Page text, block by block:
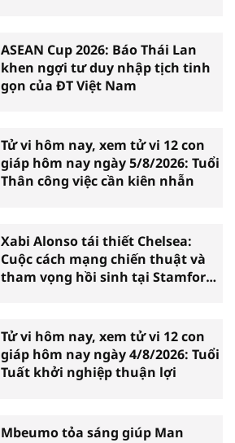
ASEAN Cup 2026: Báo Thái Lan
khen ngợi tư duy nhập tịch tinh
gọn của ĐT Việt Nam
Tử vi hôm nay, xem tử vi 12 con
giáp hôm nay ngày 5/8/2026: Tuổi
Thân công việc cần kiên nhẫn
Xabi Alonso tái thiết Chelsea:
Cuộc cách mạng chiến thuật và
tham vọng hồi sinh tại Stamford
Tử vi hôm nay, xem tử vi 12 con
giáp hôm nay ngày 4/8/2026: Tuổi
Tuất khởi nghiệp thuận lợi
Mbeumo tỏa sáng giúp Man